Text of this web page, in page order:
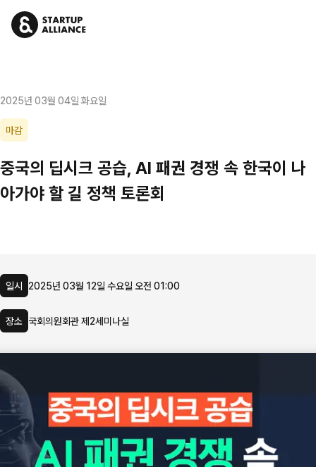
2025년 03월 04일 화요일
마감
중국의 딥시크 공습, AI 패권 경쟁 속 한국이 나
아가야 할 길 정책 토론회
일시 2025년 03월 12일 수요일 오전 01:00
장소 국회의원회관 제2세미나실